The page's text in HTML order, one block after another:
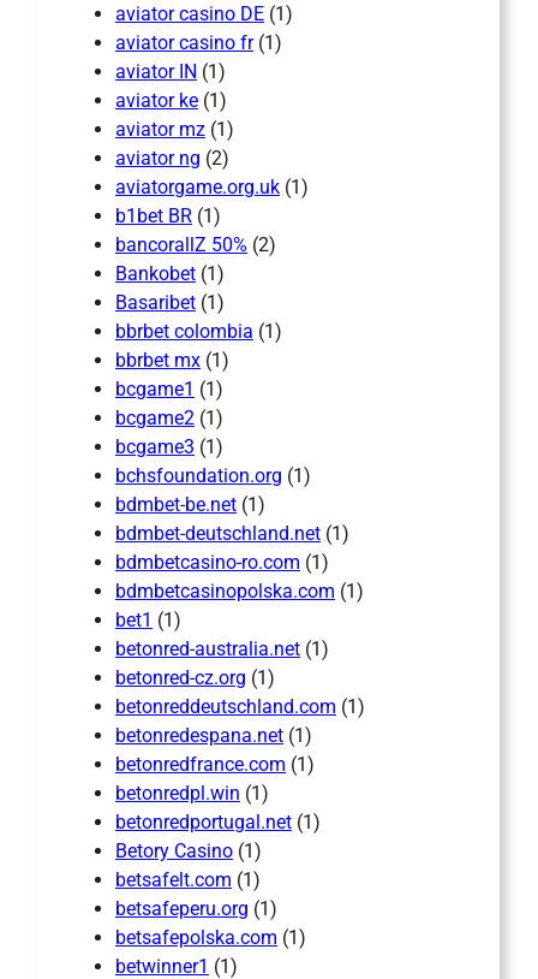
aviator casino DE (1)
aviator casino fr(1)
aviator IN (1)
aviator ke (1)
aviator mz (1)
aviator ng (2)
aviatorgame.org.uk (1)
b1bet BR (1)
bancorallZ 50% (2)
Bankobet (1)
Basaribet (1)
bbrbet colombia (1)
bbrbet mx (1)
bcgame1 (1)
bcgame2 (1)
bcgame3 (1)
bchsfoundation.org (1)
bdmbet-be.net (1)
bdmbet-deutschland.net (1)
bdmbetcasino-ro.com (1)
bdmbetcasinopolska.com (1)
bet1 (1)
betonred-australia.net (1)
betonred-cz.org (1)
betonreddeutschland.com (1)
betonredespana.net (1)
betonredfrance.com (1)
betonredpl.win (1)
betonredportugal.net (1)
Betory Casino (1)
betsafelt.com (1)
betsafeperu.org (1)
betsafepolska.com (1)
betwinner1 (1)